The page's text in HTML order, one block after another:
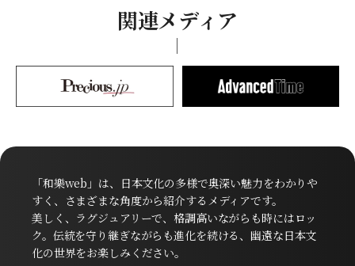
関連メディア
「和樂web」は、日本文化の多様で奥深い魅力をわかりや
すく、さまざまな角度から紹介するメディアです。
美しく、ラグジュアリーで、格調高いながらも時にはロッ
ク。伝統を守り継ぎながらも進化を続ける、幽遠な日本文
化の世界をお楽しみください。